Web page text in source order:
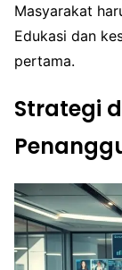
Masyarakat
Edukasi dan
pertama.
Strategi